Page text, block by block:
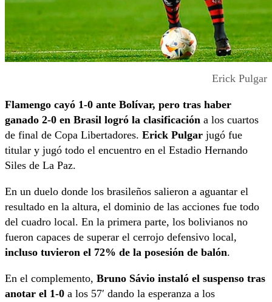
Erick Pulgar
Flamengo cayó 1-0 ante Bolívar, pero tras haber
ganado 2-0 en Brasil logró la clasificación a los cuartos
de final de Copa Libertadores. Erick Pulgar jugó fue
titular y jugó todo el encuentro en el Estadio Hernando
Siles de La Paz.
En un duelo donde los brasileños salieron a aguantar el
resultado en la altura, el dominio de las acciones fue todo
del cuadro local. En la primera parte, los bolivianos no
fueron capaces de superar el cerrojo defensivo local,
incluso tuvieron el 72% de la posesión de balón.
En el complemento, Bruno Sávio instaló el suspenso tras
anotar el 1-0 a los 57′ dando la esperanza a los